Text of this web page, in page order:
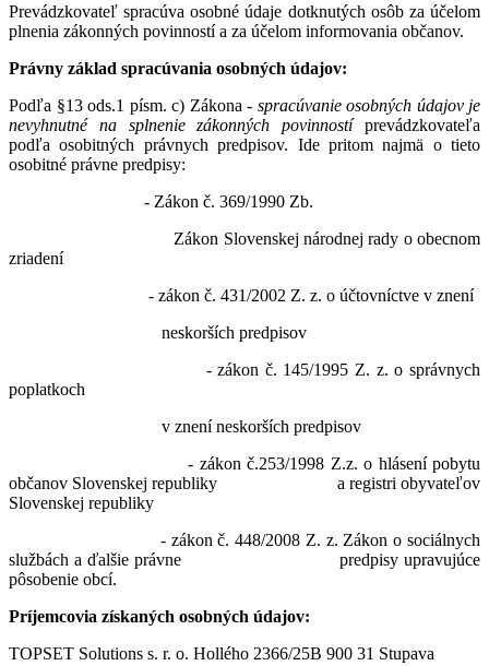
Prevádzkovateľ spracúva osobné údaje dotknutých osôb za účelom
plnenia zákonných povinností a za účelom informovania občanov.
Právny základ spracúvania osobných údajov:
Podľa §13 ods.1 písm. c) Zákona - spracúvanie osobných údajov je
nevyhnutné na splnenie zákonných povinnostíprevádzkovateľa
podľa osobitných právnych predpisov. Ide pritom najmä o tieto
osobitné právne predpisy:
- Zákon č. 369/1990 Zb.
Zákon Slovenskej národnej rady o obecnom
zriadení
- zákon č. 431/2002 Z. z. o účtovníctve v znení
neskorších predpisov
- zákon č. 145/1995 Z. z. o správnych
poplatkoch
v znení neskorších predpisov
- zákon č.253/1998 Z.z. o hlásení pobytu
občanov Slovenskej republiky a registri obyvateľov
Slovenskej republiky
- zákon č. 448/2008 Z. z. Zákon o sociálnych
službách a ďalšie právne predpisy upravujúce
pôsobenie obcí.
Príjemcovia získaných osobných údajov:
TOPSET Solutions s. r. o. Hollého 2366/25B 900 31 Stupava